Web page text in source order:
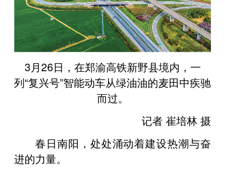
3月26日，在郑渝高铁新野县境内，一
列“复兴号”智能动车从绿油油的麦田中疾驰
而过。
记者 崔培林 摄
春日南阳，处处涌动着建设热潮与奋
进的力量。